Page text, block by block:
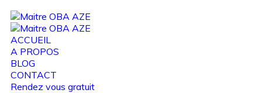
ACCUEIL
A PROPOS
BLOG
CONTACT
Rendez vous gratuit